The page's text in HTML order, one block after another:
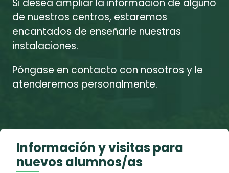
Si desea ampliar la información de alguno
de nuestros centros, estaremos
encantados de enseñarle nuestras
instalaciones.
Póngase en contacto con nosotros y le
atenderemos personalmente.
Información y visitas para
nuevos alumnos/as